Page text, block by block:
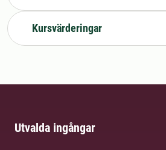
Kursvärderingar
Utvalda ingångar